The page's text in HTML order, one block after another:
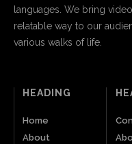
languages. We bring
relatable way to our
various walks of life.
HEADING
Home
About